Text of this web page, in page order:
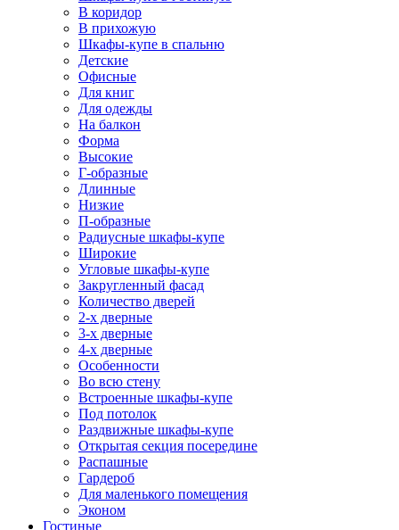
В коридор
В прихожую
Шкафы-купе в спальню
Детские
Офисные
Для книг
Для одежды
На балкон
Форма
Высокие
Г-образные
Длинные
Низкие
П-образные
Радиусные шкафы-купе
Широкие
Угловые шкафы-купе
Закругленный фасад
Количество дверей
2-х дверные
3-х дверные
4-х дверные
Особенности
Во всю стену
Встроенные шкафы-купе
Под потолок
Раздвижные шкафы-купе
Открытая секция посередине
Распашные
Гардероб
Для маленького помещения
Эконом
Гостиные